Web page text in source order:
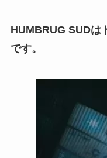
HUMBRUG SUDは
です。